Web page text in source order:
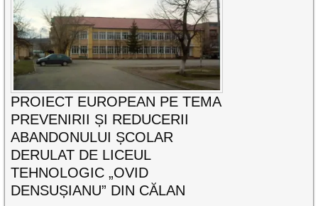
PROIECT EUROPEAN PE TEMA
PREVENIRII ȘI REDUCERII
ABANDONULUI ȘCOLAR
DERULAT DE LICEUL
TEHNOLOGIC „OVID
DENSUȘIANU” DIN CĂLAN